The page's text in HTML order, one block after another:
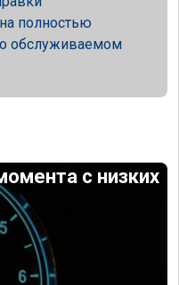
полностью
обслуживаемом
с низких